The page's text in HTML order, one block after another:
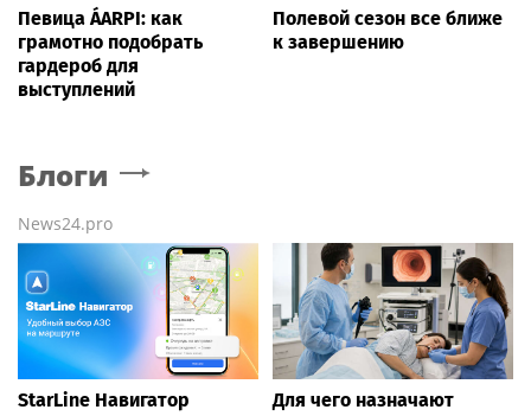
Певица ÁARPI: как
грамотно подобрать
гардероб для
выступлений
Полевой сезон все ближе
к завершению
Блоги
News24.pro
StarLine Навигатор
Для чего назначают